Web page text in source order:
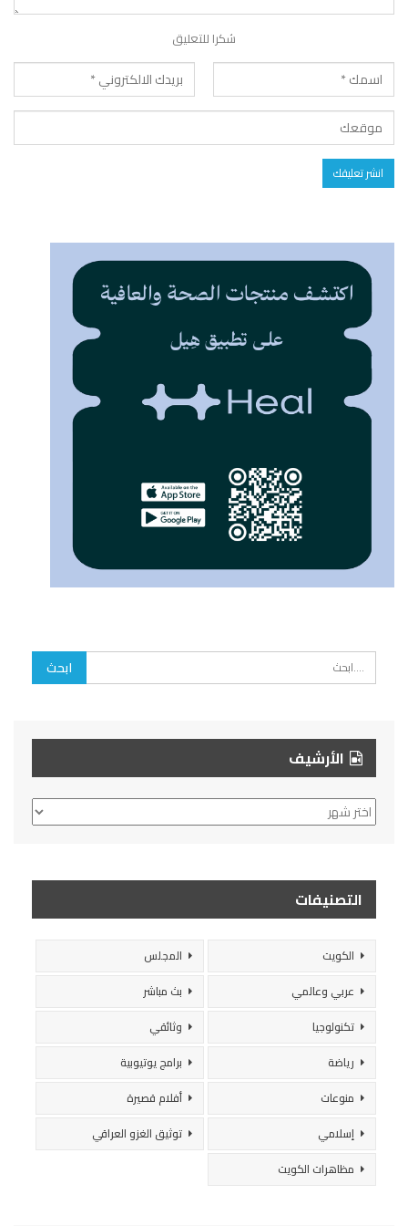
شكرا للتعليق
الأرشيف
الأرشيف
التصنيفات
الكويت
المجلس
عربي وعالمي
بث مباشر
تكنولوجيا
وثائقي
رياضة
برامج يوتيوبية
منوعات
أفلام قصيرة
إسلامي
توثيق الغزو العراقي
مظاهرات الكويت